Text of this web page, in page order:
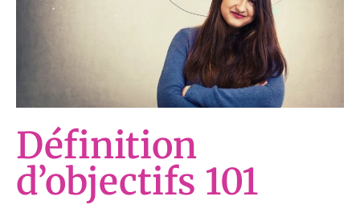
Définition
d’objectifs 101